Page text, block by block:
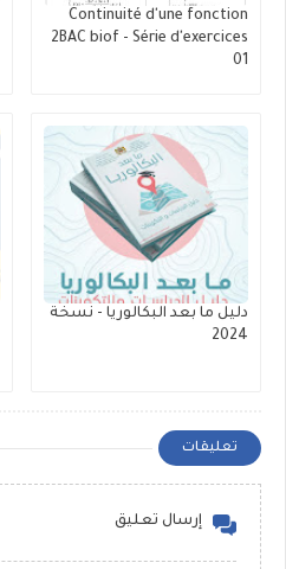
Continuité d'une fonction
2BAC biof - Série d'exercices
01
دليل ما بعد البكالوريا - نسخة
2024
تعليقات
إرسال تعليق